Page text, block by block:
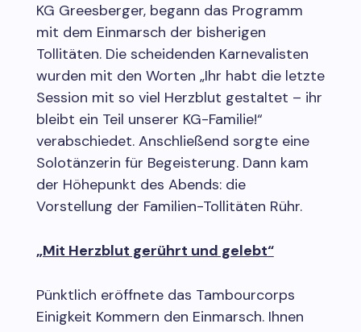
KG Greesberger, begann das Programm
mit dem Einmarsch der bisherigen
Tollitäten. Die scheidenden Karnevalisten
wurden mit den Worten „Ihr habt die letzte
Session mit so viel Herzblut gestaltet – ihr
bleibt ein Teil unserer KG-Familie!“
verabschiedet. Anschließend sorgte eine
Solotänzerin für Begeisterung. Dann kam
der Höhepunkt des Abends: die
Vorstellung der Familien-Tollitäten Rühr.
„Mit Herzblut gerührt und gelebt“
Pünktlich eröffnete das Tambourcorps
Einigkeit Kommern den Einmarsch. Ihnen